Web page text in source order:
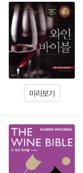
미리보기